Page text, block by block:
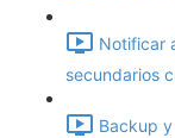
Notificar
secundarios
Backup